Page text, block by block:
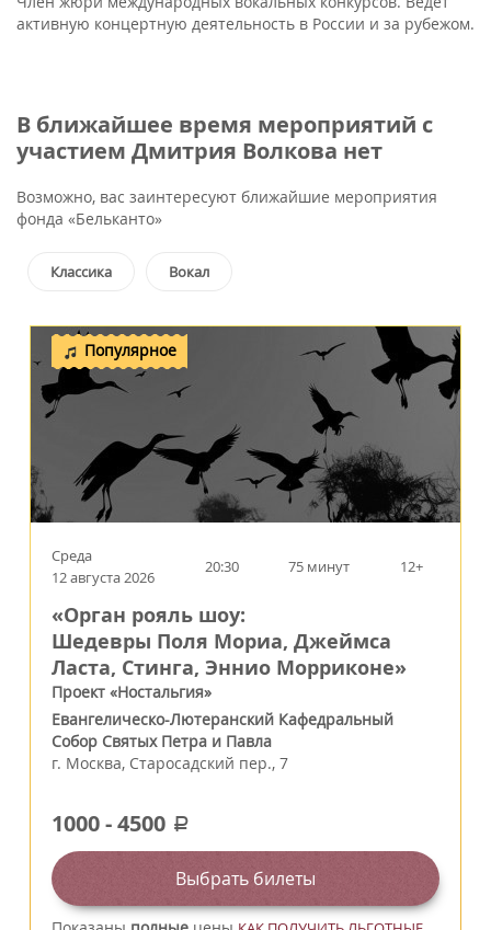
активную концертную деятельность в России и за рубежом.
В ближайшее время мероприятий с
участием Дмитрия Волкова нет
Возможно, вас заинтересуют ближайшие мероприятия
фонда «Бельканто»
Классика Вокал
Популярное
Среда
12 августа 2026
20:30 75 минут 12+
«Орган рояль шоу:
Шедевры Поля Мориа, Джеймса
Ласта, Стинга, Эннио Морриконе»
Проект «Ностальгия»
Евангелическо-Лютеранский Кафедральный
Собор Святых Петра и Павла
г. Москва, Старосадский пер., 7
1000-4500 a
Выбрать билеты